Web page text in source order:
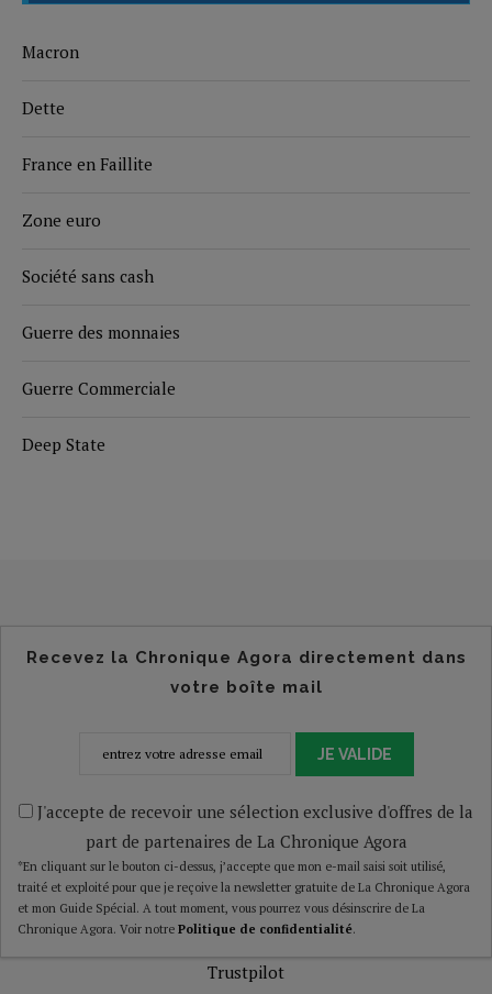
Macron
Dette
France en Faillite
Zone euro
Société sans cash
Guerre des monnaies
Guerre Commerciale
Deep State
Recevez la Chronique Agora directement dans
votre boîte mail
JE VALIDE
J'accepte de recevoir une sélection exclusive d'offres de la
part de partenaires de La Chronique Agora
*En cliquant sur le bouton ci-dessus, j’accepte que mon e-mail saisi soit utilisé,
traité et exploité pour que je reçoive la newsletter gratuite de La Chronique Agora
et mon Guide Spécial. A tout moment, vous pourrez vous désinscrire de La
Chronique Agora. Voir notre Politique de confidentialité.
Trustpilot